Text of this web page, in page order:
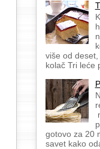
više od
kolač Tri leće
gotovo za 20
savet kako